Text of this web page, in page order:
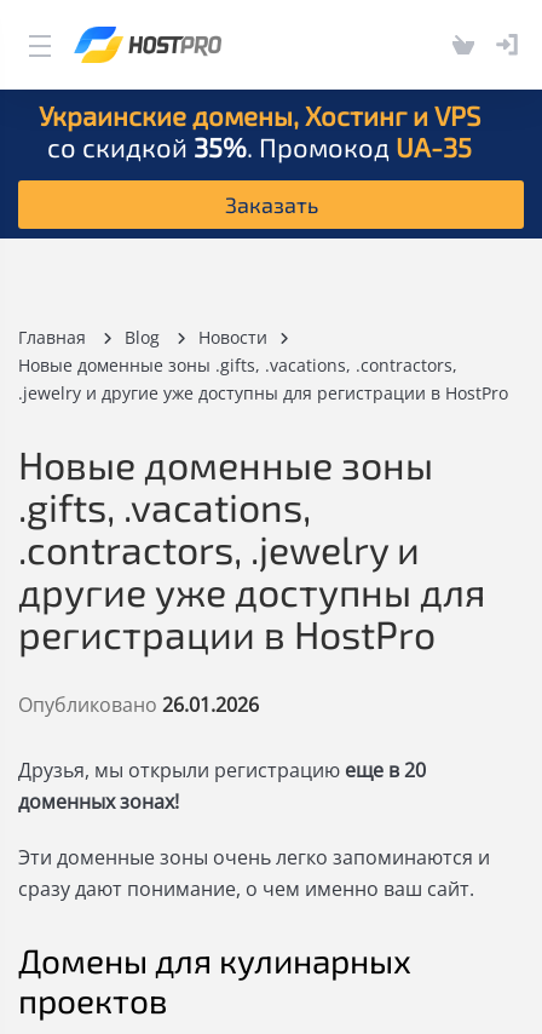
Украинские домены, Хостинг и VPS
со скидкой 35%. Промокод UA-35
Заказать
Главная Blog
Новости
Новые доменные зоны .gifts, .vacations, .contractors,
.jewelry и другие уже доступны для регистрации в HostPro
Новые доменные зоны
.gifts, .vacations,
.contractors, .jewelry и
другие уже доступны для
регистрации в HostPro
Опубликовано 26.01.2026
Друзья, мы открыли регистрацию еще в 20
доменных зонах!
Эти доменные зоны очень легко запоминаются и
сразу дают понимание, о чем именно ваш сайт.
Домены для кулинарных
проектов